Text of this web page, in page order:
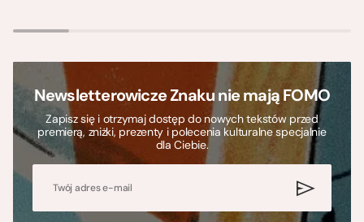
Newsletterowicze Znaku nie mają FOMO
Zapisz się i otrzymaj dostęp do nowych tekstów przed
premierą, zniżki, prezenty i polecenia kulturalne specjalnie
dla Ciebie.